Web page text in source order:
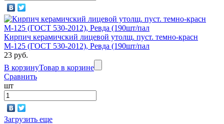
Кирпич керамичский лицевой утолщ. пуст. темно-красн
М-125 (ГОСТ 530-2012), Ревда (190шт/пал
23 руб.
В корзинуТовар в корзине
Сравнить
шт
Загрузить еще